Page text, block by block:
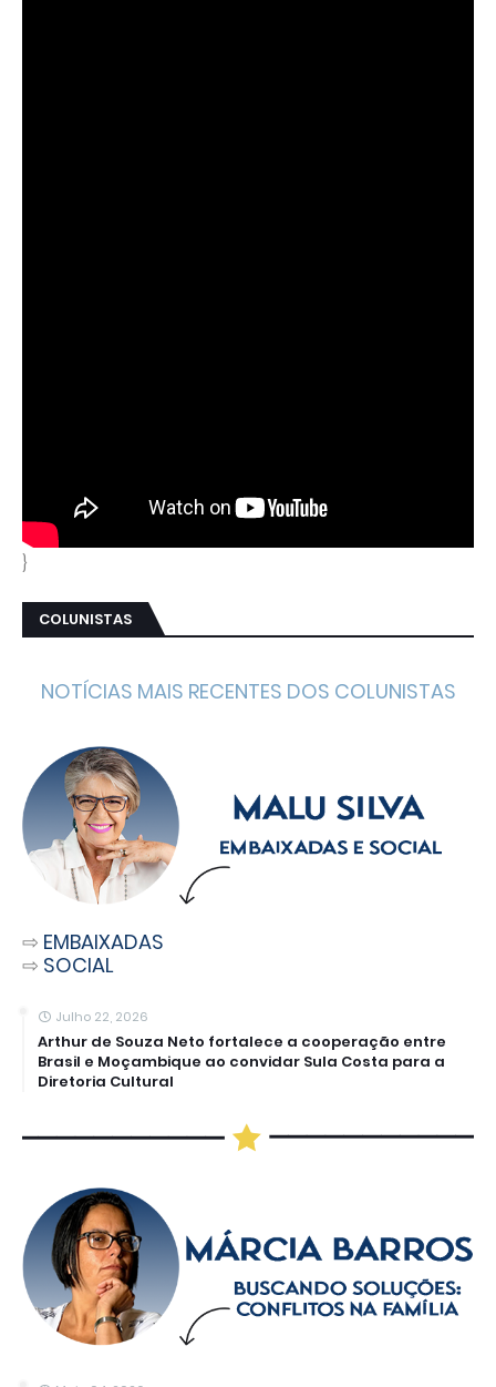
}
COLUNISTAS
NOTÍCIAS MAIS RECENTES DOS COLUNISTAS
⇨ EMBAIXADAS
⇨ SOCIAL
Julho 22, 2026
Arthur de Souza Neto fortalece a cooperação entre
Brasil e Moçambique ao convidar Sula Costa para a
Diretoria Cultural